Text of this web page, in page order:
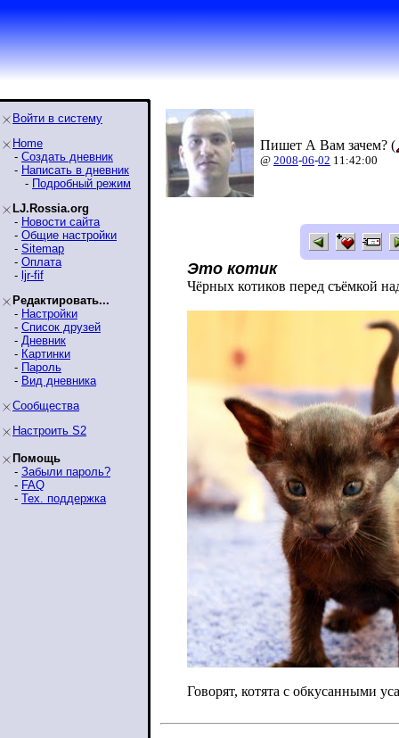
Войти в систему
Home
- Создать дневник
- Написать в дневник
- Подробный режим
LJ.Rossia.org
- Новости сайта
- Общие настройки
- Sitemap
- Оплата
- ljr-fif
Редактировать...
- Настройки
- Список друзей
- Дневник
- Картинки
- Пароль
- Вид дневника
Сообщества
Настроить S2
Помощь
- Забыли пароль?
- FAQ
- Тех. поддержка
Пишет А Вам зачем? (
@ 2008-06-02 11:42:00
Это котик
Чёрных котиков перед съёмкой
Говорят, котята с обкусанными